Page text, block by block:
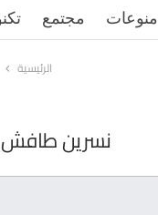
منوعات مجتمع
الرئيسية
نسرين طافش